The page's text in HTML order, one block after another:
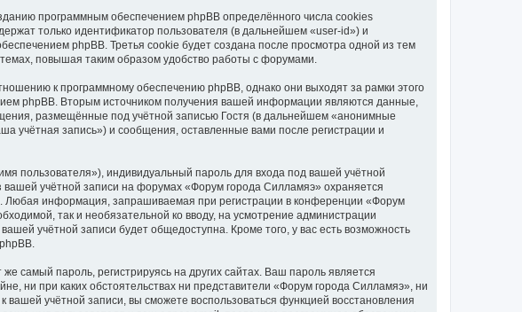
программным обеспечением phpBB определённого числа cookies
только идентификатор пользователя (в дальнейшем «user-id») и
phpBB. Третья cookie будет создана после просмотра одной из тем
повышая таким образом удобство работы с форумами.
к программному обеспечению phpBB, однако они выходят за рамки этого
phpBB. Вторым источником получения вашей информации являются данные,
размещённые под учётной записью Гостя (в дальнейшем «анонимные
учётная запись») и сообщения, оставленные вами после регистрации и
пользователя»), индивидуальный пароль для входа под вашей учётной
учётной записи на форумах «Форум города Силламяэ» охраняется
информация, запрашиваемая при регистрации в конференции «Форум
так и необязательной ко вводу, на усмотрение администрации
учётной записи будет общедоступна. Кроме того, у вас есть возможность
самый пароль, регистрируясь на других сайтах. Ваш пароль является
ни при каких обстоятельствах ни представители «Форум города Силламяэ», ни
учётной записи, вы сможете воспользоваться функцией восстановления